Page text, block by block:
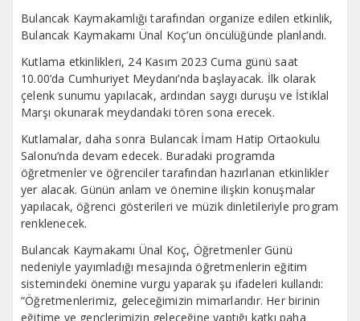
Bulancak Kaymakamlığı tarafından organize edilen etkinlik,
Bulancak Kaymakamı Ünal Koç’un öncülüğünde planlandı.
Kutlama etkinlikleri, 24 Kasım 2023 Cuma günü saat
10.00’da Cumhuriyet Meydanı’nda başlayacak. İlk olarak
çelenk sunumu yapılacak, ardından saygı duruşu ve İstiklal
Marşı okunarak meydandaki tören sona erecek.
Kutlamalar, daha sonra Bulancak İmam Hatip Ortaokulu
Salonu’nda devam edecek. Buradaki programda
öğretmenler ve öğrenciler tarafından hazırlanan etkinlikler
yer alacak. Günün anlam ve önemine ilişkin konuşmalar
yapılacak, öğrenci gösterileri ve müzik dinletileriyle program
renklenecek.
Bulancak Kaymakamı Ünal Koç, Öğretmenler Günü
nedeniyle yayımladığı mesajında öğretmenlerin eğitim
sistemindeki önemine vurgu yaparak şu ifadeleri kullandı:
“Öğretmenlerimiz, geleceğimizin mimarlarıdır. Her birinin
eğitime ve gençlerimizin geleceğine yaptığı katkı paha